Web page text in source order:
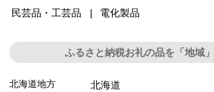
民芸品・工芸品
電化製品
ふるさと納税お礼の品を「地域
北海道地方 北海道